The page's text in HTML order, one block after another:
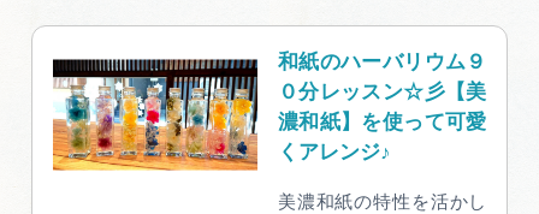
和紙のハーバリウム９
０分レッスン☆彡【美
濃和紙】を使って可愛
くアレンジ♪
美濃和紙の特性を活かし